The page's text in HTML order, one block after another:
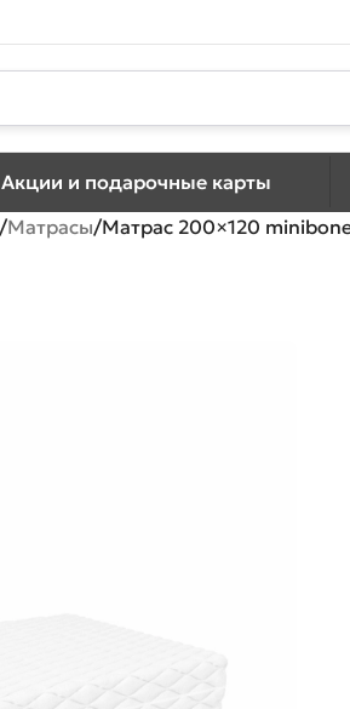
Акции и подарочные карты
Матрасы Матрас 200×120